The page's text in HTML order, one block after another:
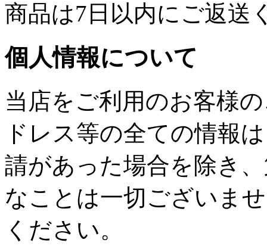
商品は7日以内にご返送
個人情報について
当店をご利用のお客様
ドレス等の全ての情報
請があった場合を除き
なことは一切ございま
ください。